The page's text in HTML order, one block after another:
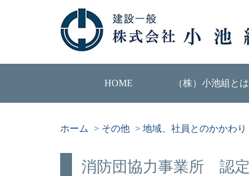
HOME （株）小池組とは
ホーム > その他 > 地域、社員とのかかわり
消防団協力事業所 認定